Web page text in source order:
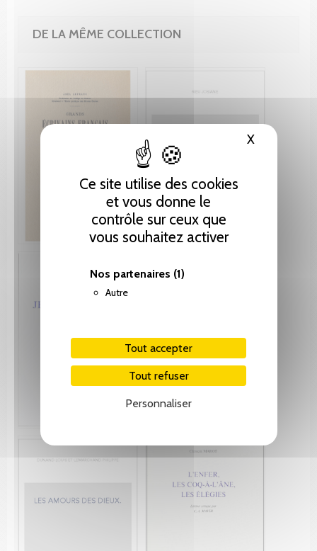
Ce site utilise des cookies
et vous donne le
contrôle sur ceux que
vous souhaitez activer
Nos partenaires (1)
Autre
Tout accepter
Tout refuser
Personnaliser
XMasquer
DE LA MÊME COLLECTION